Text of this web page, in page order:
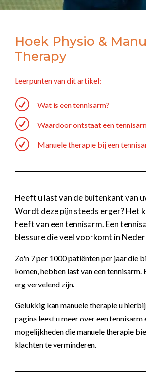
Hoek Physio &
Therapy
Leerpunten van dit artikel:
R Wat is een tennisarm?
R Waardoor ontstaat een
R Manuele therapie bij een
Heeft u last van de buitenkant van
Wordt deze pijn steeds erger? Het
heeft van een tennisarm. Een
blessure die veel voorkomt in
Zo'n 7 per 1000 patiënten per jaar die
komen, hebben last van een tennisarm.
erg vervelend zijn.
Gelukkig kan manuele therapie u
pagina leest u meer over een tennisarm
mogelijkheden die manuele therapie
klachten te verminderen.